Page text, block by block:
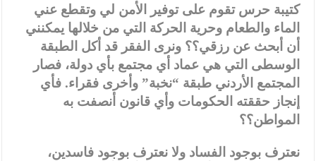
كتيبة حرس تقوم على توفير الأمن لي وتقطع عني
الماء والطعام وحرية الحركة التي من خلالها يمكنني
أن أبحث عن رزقي؟؟ ونرى الفقر قد أكل الطبقة
الوسطى التي هي عماد أي مجتمع بأي دولة، فصار
المجتمع الأردني طبقة “نخبة” وأخرى فقراء. فأي
إنجاز حققته الحكومات وأي قانون أنصفت به
المواطن؟؟
نعترف بوجود الفساد ولا نعترف بوجود فاسدين،